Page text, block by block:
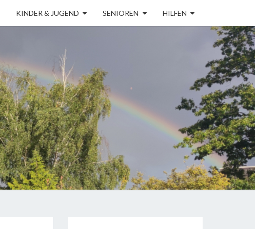
KINDER & JUGEND SENIOREN HILFEN
KÖLN-